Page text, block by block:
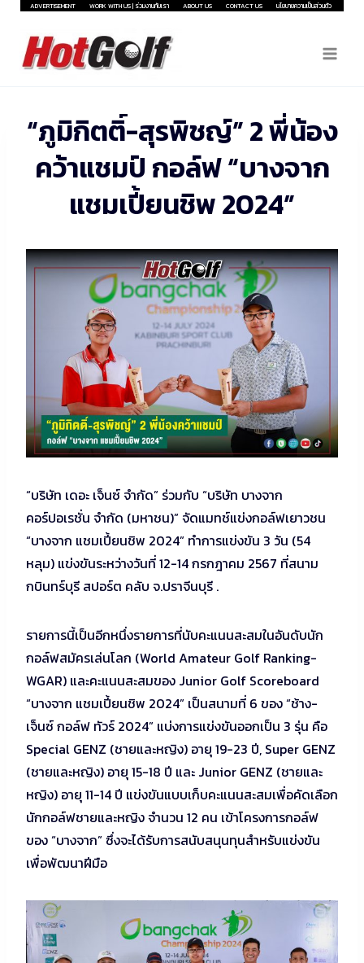
Skip
content
ADVERTISEMENT WORK WITH US | ร่วมงานกับเรา ABOUT US CONTACT US นโยบายความเป็นส่วนตัว
“ภูมิกิตติ์-สุรพิชญ์” 2 พี่น้อง
คว้าแชมป์ กอล์ฟ “บางจาก
แชมเปี้ยนชิพ 2024”
“บริษัท เดอะ เจ็นซ์ จำกัด” ร่วมกับ “บริษัท บางจาก
คอร์ปอเรชั่น จำกัด (มหาชน)” จัดแมทช์แข่งกอล์ฟเยาวชน
“บางจาก แชมเปี้ยนชิพ 2024” ทำการแข่งขัน 3 วัน (54
หลุม) แข่งขันระหว่างวันที่ 12-14 กรกฎาคม 2567 ที่สนาม
กบินทร์บุรี สปอร์ต คลับ จ.ปราจีนบุรี .
รายการนี้เป็นอีกหนึ่งรายการที่นับคะแนนสะสมในอันดับนัก
กอล์ฟสมัครเล่นโลก (World Amateur Golf Ranking-
WGAR) และคะแนนสะสมของ Junior Golf Scoreboard
“บางจาก แชมเปี้ยนชิพ 2024” เป็นสนามที่ 6 ของ “ช้าง-
เจ็นซ์ กอล์ฟ ทัวร์ 2024” แบ่งการแข่งขันออกเป็น 3 รุ่น คือ
Special GENZ (ชายและหญิง) อายุ 19-23 ปี, Super GENZ
(ชายและหญิง) อายุ 15-18 ปี และ Junior GENZ (ชายและ
หญิง) อายุ 11-14 ปี แข่งขันแบบเก็บคะแนนสะสมเพื่อคัดเลือก
นักกอล์ฟชายและหญิง จำนวน 12 คน เข้าโครงการกอล์ฟ
ของ “บางจาก” ซึ่งจะได้รับการสนับสนุนทุนสำหรับแข่งขัน
เพื่อพัฒนาฝีมือ